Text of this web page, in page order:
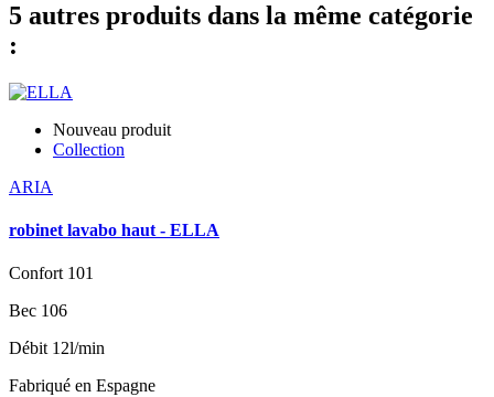
5 autres produits dans la même catégorie
:
Nouveau produit
Collection
ARIA
robinet lavabo haut - ELLA
Confort 101
Bec 106
Débit 12l/min
Fabriqué en Espagne